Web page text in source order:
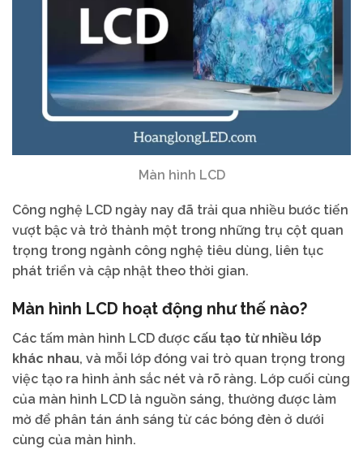
Màn hình LCD
Công nghệ LCD ngày nay đã trải qua nhiều bước tiến
vượt bậc và trở thành một trong những trụ cột quan
trọng trong ngành công nghệ tiêu dùng, liên tục
phát triển và cập nhật theo thời gian.
Màn hình LCD hoạt động như thế nào?
Các tấm màn hình LCD được cấu tạo từ nhiều lớp
khác nhau, và mỗi lớp đóng vai trò quan trọng trong
việc tạo ra hình ảnh sắc nét và rõ ràng. Lớp cuối cùng
của màn hình LCD là nguồn sáng, thường được làm
mờ để phân tán ánh sáng từ các bóng đèn ở dưới
cùng của màn hình.